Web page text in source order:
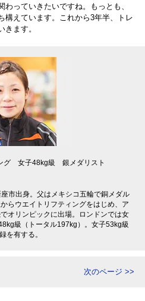
っていきたいですね。もっとも、
構えています。これから3年半、トレ
ます。
グ 女子48kg級 銀メダリスト
市出身。父はメキシコ五輪で銅メダル
らウエイトリフティングをはじめ、ア
オリンピックに出場。ロンドンでは女
級（トータル197kg）。女子53kg級
を有する。
次のページ >>